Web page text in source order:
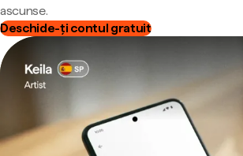
ascunse.
Deschide-ți contul gratuit